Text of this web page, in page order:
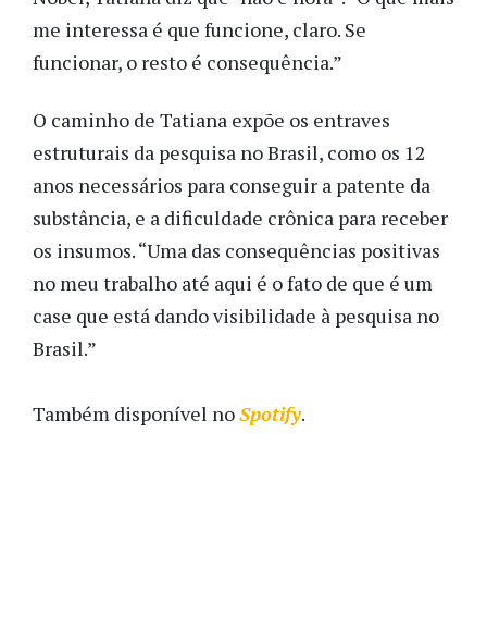
me interessa é que funcione, claro. Se
funcionar, o resto é consequência.”
O caminho de Tatiana expõe os entraves
estruturais da pesquisa no Brasil, como os 12
anos necessários para conseguir a patente da
substância, e a dificuldade crônica para receber
os insumos. “Uma das consequências positivas
no meu trabalho até aqui é o fato de que é um
case que está dando visibilidade à pesquisa no
Brasil.”
Também disponível noSpotify.